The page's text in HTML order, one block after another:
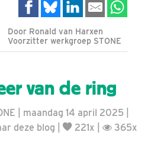
Door Ronald van Harxen
Voorzitter werkgroep STONE
van de ring
| maandag 14 april 2025 |
deze blog 221x | 365x